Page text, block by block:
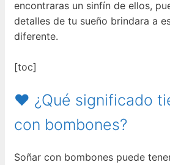
encontraras un sinfín de ellos,
detalles de tu sueño brindara a
diferente.
[toc]
❤ ¿Qué significado
con bombones?
Soñar con bombones puede